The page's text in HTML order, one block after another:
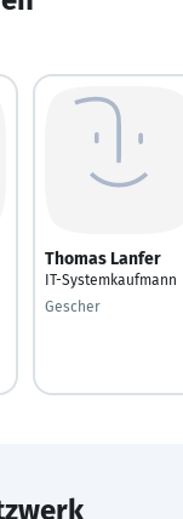
Thomas Lanfer
IT-Systemkaufmann
Gescher